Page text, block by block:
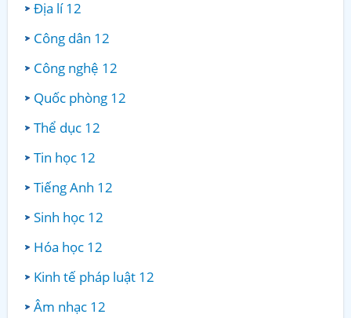
Địa lí 12
Công dân 12
Công nghệ 12
Quốc phòng 12
Thể dục 12
Tin học 12
Tiếng Anh 12
Sinh học 12
Hóa học 12
Kinh tế pháp luật 12
Âm nhạc 12